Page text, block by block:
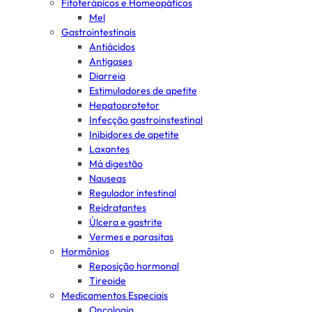
Fitoterápicos e Homeopáticos
Mel
Gastrointestinais
Antiácidos
Antigases
Diarreia
Estimuladores de apetite
Hepatoprotetor
Infecção gastroinstestinal
Inibidores de apetite
Laxantes
Má digestão
Nauseas
Regulador intestinal
Reidratantes
Úlcera e gastrite
Vermes e parasitas
Hormônios
Reposição hormonal
Tireoide
Medicamentos Especiais